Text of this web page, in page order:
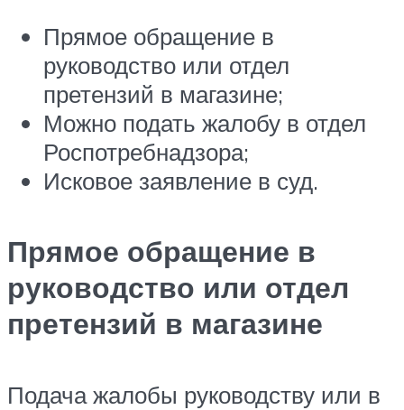
Прямое обращение в
руководство или отдел
претензий в магазине;
Можно подать жалобу в отдел
Роспотребнадзора;
Исковое заявление в суд.
Прямое обращение в
руководство или отдел
претензий в магазине
Подача жалобы руководству или в